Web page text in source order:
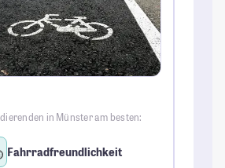
in Münster am besten:
Fahrradfreundlichkeit